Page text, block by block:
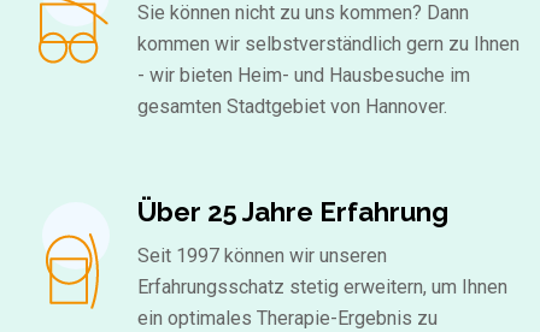
Sie können nicht zu uns kommen? Dann
kommen wir selbstverständlich gern zu Ihnen
- wir bieten Heim- und Hausbesuche im
gesamten Stadtgebiet von Hannover.
Über 25 Jahre Erfahrung
Seit 1997 können wir unseren
Erfahrungsschatz stetig erweitern, um Ihnen
ein optimales Therapie-Ergebnis zu